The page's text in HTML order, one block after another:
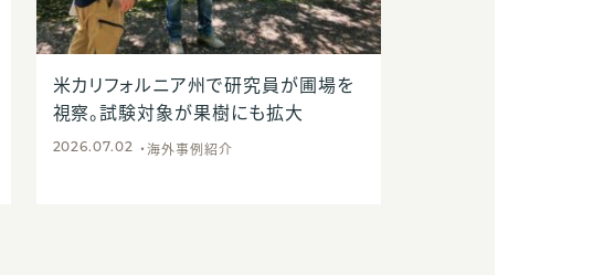
米カリフォルニア州で研究員が圃場を
視察。試験対象が果樹にも拡大
2026.07.02 海外事例紹介